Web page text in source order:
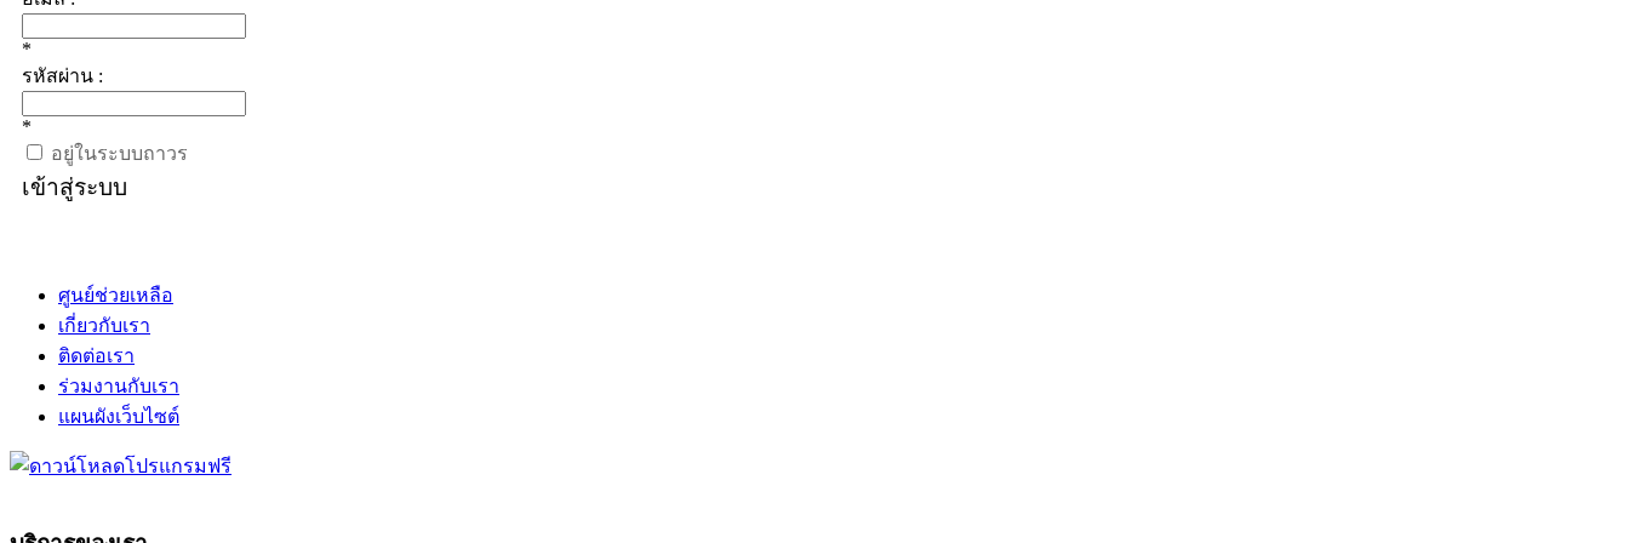
*
รหัสผ่าน :
*
อยู่ในระบบถาวร
เข้าสู่ระบบ
ศูนย์ช่วยเหลือ
เกี่ยวกับเรา
ติดต่อเรา
ร่วมงานกับเรา
แผนผังเว็บไซต์